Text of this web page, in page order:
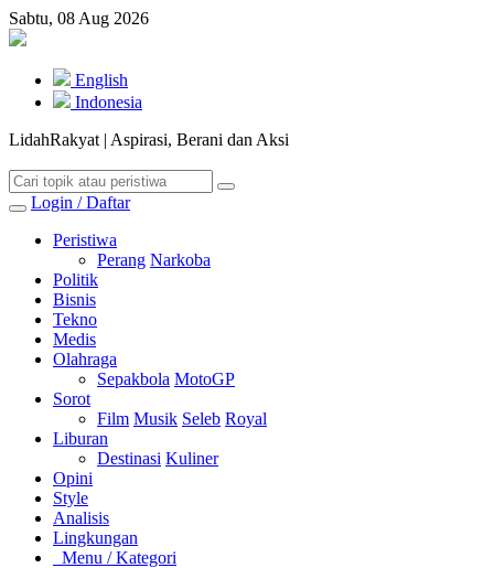
Sabtu, 08 Aug 2026
English
Indonesia
LidahRakyat | Aspirasi, Berani dan Aksi
Login / Daftar
Peristiwa
Perang Narkoba
Politik
Bisnis
Tekno
Medis
Olahraga
Sepakbola MotoGP
Sorot
Film Musik Seleb Royal
Liburan
Destinasi Kuliner
Opini
Style
Analisis
Lingkungan
Menu / Kategori